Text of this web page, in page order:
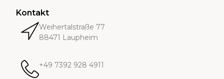
Kontakt
Weihertalstraße 77
88471 Laupheim
+49 7392 928 4911